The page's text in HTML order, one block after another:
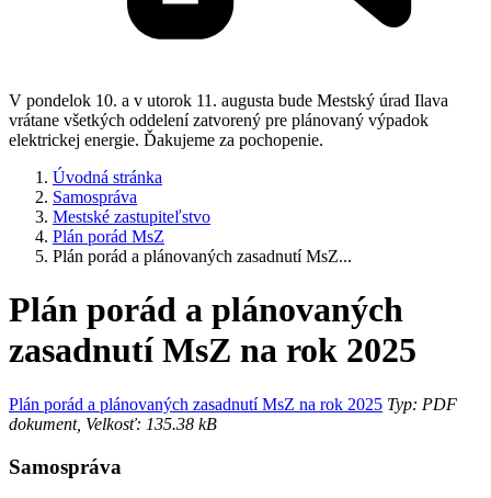
V pondelok 10. a v utorok 11. augusta bude Mestský úrad Ilava
vrátane všetkých oddelení zatvorený pre plánovaný výpadok
elektrickej energie. Ďakujeme za pochopenie.
Úvodná stránka
Samospráva
Mestské zastupiteľstvo
Plán porád MsZ
Plán porád a plánovaných zasadnutí MsZ...
Plán porád a plánovaných
zasadnutí MsZ na rok 2025
Plán porád a plánovaných zasadnutí MsZ na rok 2025 Typ: PDF
dokument, Velkosť: 135.38 kB
Samospráva